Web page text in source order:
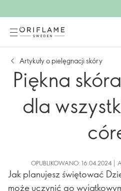
Artykuły o pielęgnacji skóry
Piękna
dla
OPUBLIKOWANO: 16.04.2024 |
Jak planujesz świętować
może uczynić go